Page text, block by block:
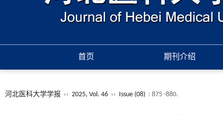
首页 期刊介绍
河北医科大学学报 ›› 2025, Vol. 46 ›› Issue (08) : 875 -880.